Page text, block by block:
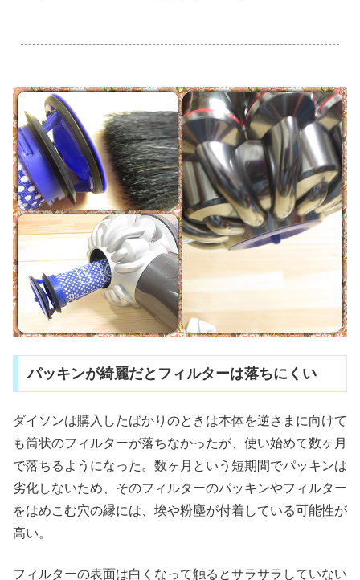
パッキンが綺麗だとフィルターは落ちにくい
ダイソンは購入したばかりのときは本体を逆さまに向けて
も筒状のフィルターが落ちなかったが、使い始めて数ヶ月
で落ちるようになった。数ヶ月という短期間でパッキンは
劣化しないため、そのフィルターのパッキンやフィルター
をはめこむ穴の縁には、埃や粉塵が付着している可能性が
高い。
フィルターの表面は白くなって触るとサラサラしていない